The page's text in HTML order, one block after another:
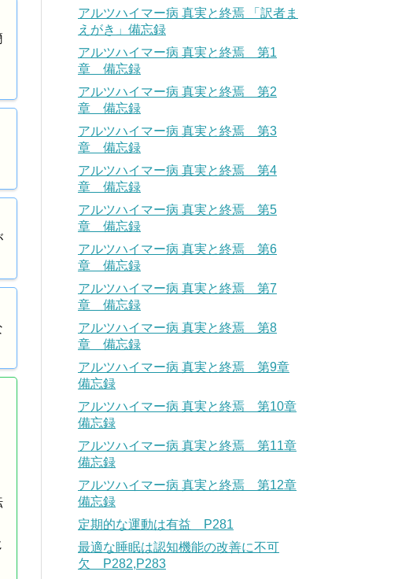
アルツハイマー病 真実と終焉 「訳者ま
えがき」備忘録
アルツハイマー病 真実と終焉 第1
章 備忘録
アルツハイマー病 真実と終焉 第2
章 備忘録
アルツハイマー病 真実と終焉 第3
章 備忘録
アルツハイマー病 真実と終焉 第4
章 備忘録
アルツハイマー病 真実と終焉 第5
章 備忘録
アルツハイマー病 真実と終焉 第6
章 備忘録
アルツハイマー病 真実と終焉 第7
章 備忘録
アルツハイマー病 真実と終焉 第8
章 備忘録
アルツハイマー病 真実と終焉 第9章
備忘録
アルツハイマー病 真実と終焉 第10章
備忘録
アルツハイマー病 真実と終焉 第11章
備忘録
アルツハイマー病 真実と終焉 第12章
備忘録
定期的な運動は有益 P281
最適な睡眠は認知機能の改善に不可
欠 P282,P283